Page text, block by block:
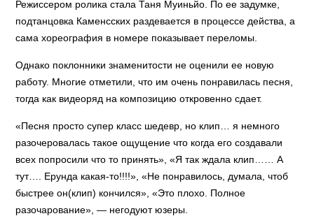
Режиссером ролика стала Таня Муиньйо. По ее задумке,
подтанцовка Каменсских раздевается в процессе действа, а
сама хореография в номере показывает переломы.
Однако поклонники знаменитости не оценили ее новую
работу. Многие отметили, что им очень понравилась песня,
тогда как видеоряд на композицию откровенно сдает.
«Песня просто супер класс шедевр, но клип… я немного
разочеровалась такое ощущение что когда его создавали
всех попросили что то принять », «Я так ждала клип…… А
тут…. Ерунда какая-то!!!! », «Не понравилось, думала, чтоб
быстрее он(клип) кончился», «Это плохо. Полное
разочарование», — негодуют юзеры.